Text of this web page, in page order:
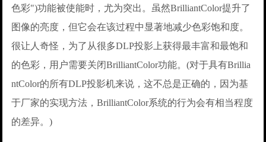
色彩")功能被使能时，尤为突出。虽然BrilliantColor提升了
图像的亮度，但它会在该过程中显著地减少色彩饱和度。
很让人奇怪，为了从很多DLP投影上获得最丰富和最饱和
的色彩，用户需要关闭BrilliantColor功能。(对于具有Brillia
ntColor的所有DLP投影机来说，这不总是正确的，因为基
于厂家的实现方法，BrilliantColor系统的行为会有相当程度
的差异。)